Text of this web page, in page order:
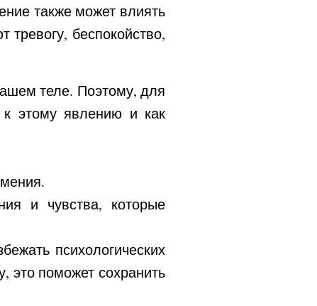
также может влиять
беспокойство,
теле. Поэтому, для
к этому явлению и как
и чувства, которые
психологических
это поможет сохранить